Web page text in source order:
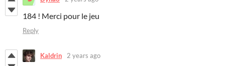
184 ! Merci pour le jeu
Reply
Kaldrin 2 years ago